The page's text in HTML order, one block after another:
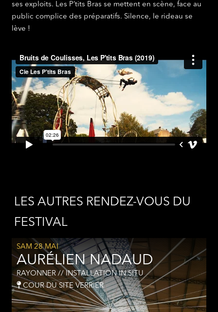
ses exploits. Les P’tits Bras se mettent en scène, face au
public complice des préparatifs. Silence, le rideau se
lève !
LES AUTRES RENDEZ-VOUS DU
FESTIVAL
SAM 28 MAI
AURÉLIEN NADAUD
RAYONNER // INSTALLATION IN SITU
COUR DU SITE VERRIER